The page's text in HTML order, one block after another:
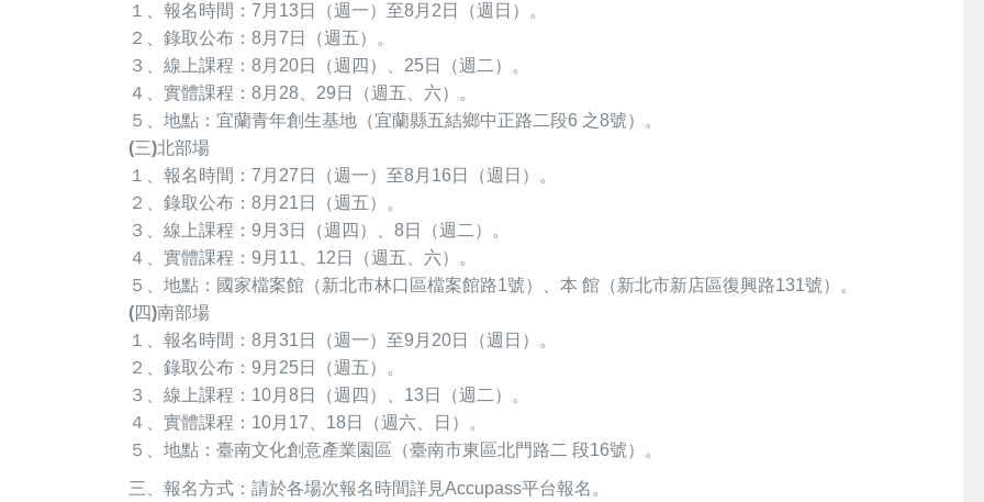
１、報名時間：7月13日（週一）至8月2日（週日）。
２、錄取公布：8月7日（週五）。
３、線上課程：8月20日（週四）、25日（週二）。
４、實體課程：8月28、29日（週五、六）。
５、地點：宜蘭青年創生基地（宜蘭縣五結鄉中正路二段6 之8號）。
(三)北部場
１、報名時間：7月27日（週一）至8月16日（週日）。
２、錄取公布：8月21日（週五）。
３、線上課程：9月3日（週四）、8日（週二）。
４、實體課程：9月11、12日（週五、六）。
５、地點：國家檔案館（新北市林口區檔案館路1號）、本 館（新北市新店區復興路131號）。
(四)南部場
１、報名時間：8月31日（週一）至9月20日（週日）。
２、錄取公布：9月25日（週五）。
３、線上課程：10月8日（週四）、13日（週二）。
４、實體課程：10月17、18日（週六、日）。
５、地點：臺南文化創意產業園區（臺南市東區北門路二 段16號）。
三、報名方式：請於各場次報名時間詳見Accupass平台報名。